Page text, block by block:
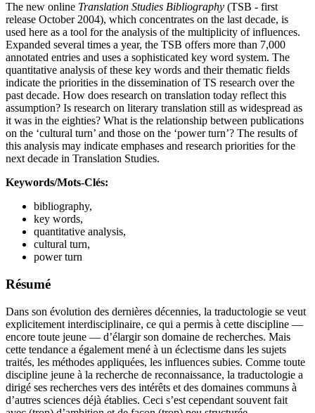
The new online Translation Studies Bibliography (TSB - first
release October 2004), which concentrates on the last decade, is
used here as a tool for the analysis of the multiplicity of influences.
Expanded several times a year, the TSB offers more than 7,000
annotated entries and uses a sophisticated key word system. The
quantitative analysis of these key words and their thematic fields
indicate the priorities in the dissemination of TS research over the
past decade. How does research on translation today reflect this
assumption? Is research on literary translation still as widespread as
it was in the eighties? What is the relationship between publications
on the ‘cultural turn’ and those on the ‘power turn’? The results of
this analysis may indicate emphases and research priorities for the
next decade in Translation Studies.
Keywords/Mots-Clés:
bibliography,
key words,
quantitative analysis,
cultural turn,
power turn
Résumé
Dans son évolution des dernières décennies, la traductologie se veut
explicitement interdisciplinaire, ce qui a permis à cette discipline —
encore toute jeune — d’élargir son domaine de recherches. Mais
cette tendance a également mené à un éclectisme dans les sujets
traités, les méthodes appliquées, les influences subies. Comme toute
discipline jeune à la recherche de reconnaissance, la traductologie a
dirigé ses recherches vers des intérêts et des domaines communs à
d’autres sciences déjà établies. Ceci s’est cependant souvent fait